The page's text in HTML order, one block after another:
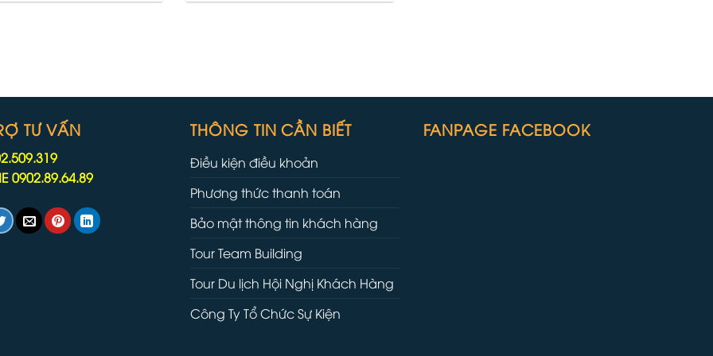
TƯ VẤN
0902.89.64.89
THÔNG TIN CẦN BIẾT
Điều kiện điều khoản
Phương thức thanh toán
Bảo mật thông tin khách hàng
Tour Team Building
Tour Du lịch Hội Nghị Khách Hàng
Công Ty Tổ Chức Sự Kiện
FANPAGE FACEBOOK